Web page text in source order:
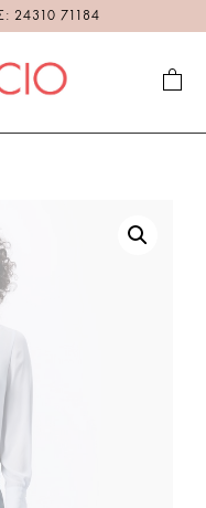
24310 71184